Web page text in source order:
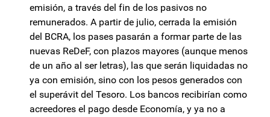
emisión, a través del fin de los pasivos no
remunerados. A partir de julio, cerrada la emisión
del BCRA, los pases pasarán a formar parte de las
nuevas ReDeF, con plazos mayores (aunque menos
de un año al ser letras), las que serán liquidadas no
ya con emisión, sino con los pesos generados con
el superávit del Tesoro. Los bancos recibirían como
acreedores el pago desde Economía, y ya no a